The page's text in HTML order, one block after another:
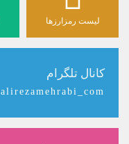
لیست رمزارزها
کانال تلگرام
alirezamehrabi_com